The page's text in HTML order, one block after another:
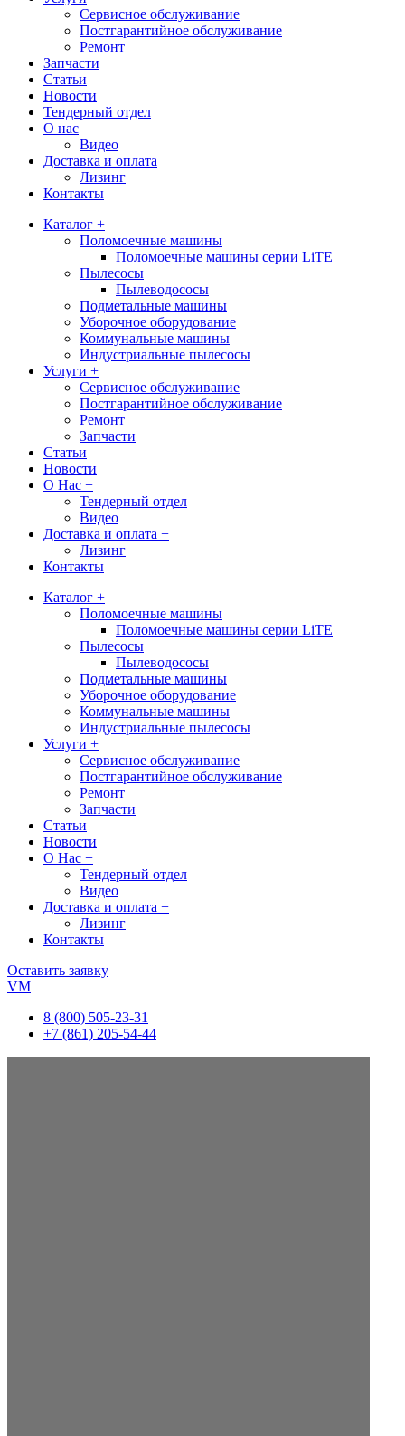
Сервисное обслуживание
Постгарантийное обслуживание
Ремонт
Запчасти
Статьи
Новости
Тендерный отдел
О нас
Видео
Доставка и оплата
Лизинг
Контакты
Каталог +
Поломоечные машины
Поломоечные машины серии LiTE
Пылесосы
Пылеводососы
Подметальные машины
Уборочное оборудование
Коммунальные машины
Индустриальные пылесосы
Услуги +
Сервисное обслуживание
Постгарантийное обслуживание
Ремонт
Запчасти
Статьи
Новости
О Нас +
Тендерный отдел
Видео
Доставка и оплата +
Лизинг
Контакты
Каталог +
Поломоечные машины
Поломоечные машины серии LiTE
Пылесосы
Пылеводососы
Подметальные машины
Уборочное оборудование
Коммунальные машины
Индустриальные пылесосы
Услуги +
Сервисное обслуживание
Постгарантийное обслуживание
Ремонт
Запчасти
Статьи
Новости
О Нас +
Тендерный отдел
Видео
Доставка и оплата +
Лизинг
Контакты
Оставить заявку
VM
8 (800) 505-23-31
+7 (861) 205-54-44